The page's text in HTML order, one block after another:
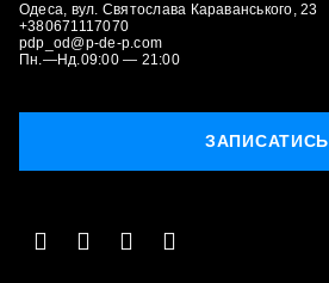
Одеса, вул. Святослава Караванського, 23
+380671117070
pdp_od@p-de-p.com
Пн.—Нд.09:00 — 21:00
ЗАПИСАТИСЬ